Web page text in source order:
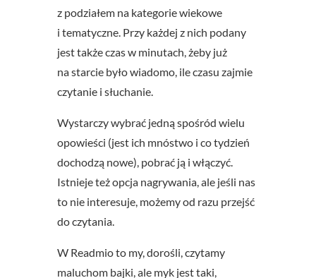
z podziałem na kategorie wiekowe
i tematyczne. Przy każdej z nich podany
jest także czas w minutach, żeby już
na starcie było wiadomo, ile czasu zajmie
czytanie i słuchanie.
Wystarczy wybrać jedną spośród wielu
opowieści (jest ich mnóstwo i co tydzień
dochodzą nowe), pobrać ją i włączyć.
Istnieje też opcja nagrywania, ale jeśli nas
to nie interesuje, możemy od razu przejść
do czytania.
W Readmio to my, dorośli, czytamy
maluchom bajki, ale myk jest taki,